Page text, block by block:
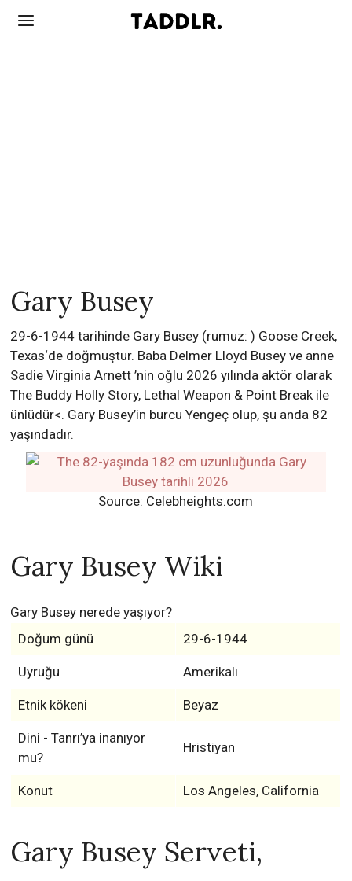
Gary Busey
29-6-1944 tarihinde Gary Busey (rumuz: ) Goose Creek,
Texas‘de doğmuştur. Baba Delmer Lloyd Busey ve anne
Sadie Virginia Arnett ’nin oğlu 2026 yılında aktör olarak
The Buddy Holly Story, Lethal Weapon & Point Break ile
ünlüdür<. Gary Busey’in burcu Yengeç olup, şu anda 82
yaşındadır.
Source: Celebheights.com
Gary Busey Wiki
Gary Busey nerede yaşıyor?
Doğum günü
29-6-1944
Uyruğu Amerikalı
Etnik kökeni Beyaz
Dini - Tanrı’ya inanıyor
mu?
Hristiyan
Konut Los Angeles, California
Gary Busey Serveti,